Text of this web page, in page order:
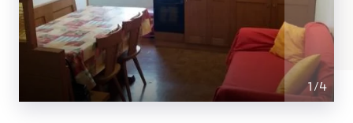
1 /4